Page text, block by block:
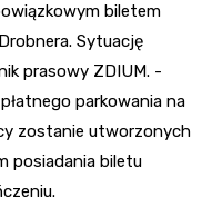
biletem
Sytuację
prasowy ZDIUM. -
parkowania na
zostanie utworzonych
posiadania biletu